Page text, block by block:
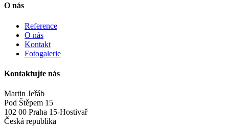
O nás
Reference
O nás
Kontakt
Fotogalerie
Kontaktujte nás
Martin Jeřáb
Pod Štěpem 15
102 00 Praha 15-Hostivař
Česká republika